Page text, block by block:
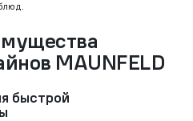
MAUNFELD
быстрой